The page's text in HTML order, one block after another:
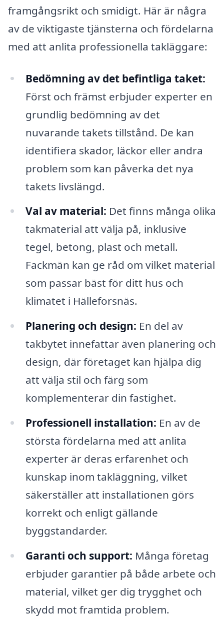
framgångsrikt och smidigt. Här är några
av de viktigaste tjänsterna och fördelarna
med att anlita professionella takläggare:
Bedömning av det befintliga taket:
Först och främst erbjuder experter en
grundlig bedömning av det
nuvarande takets tillstånd. De kan
identifiera skador, läckor eller andra
problem som kan påverka det nya
takets livslängd.
Val av material: Det finns många olika
takmaterial att välja på, inklusive
tegel, betong, plast och metall.
Fackmän kan ge råd om vilket material
som passar bäst för ditt hus och
klimatet i Hälleforsnäs.
Planering och design: En del av
takbytet innefattar även planering och
design, där företaget kan hjälpa dig
att välja stil och färg som
komplementerar din fastighet.
Professionell installation: En av de
största fördelarna med att anlita
experter är deras erfarenhet och
kunskap inom takläggning, vilket
säkerställer att installationen görs
korrekt och enligt gällande
byggstandarder.
Garanti och support: Många företag
erbjuder garantier på både arbete och
material, vilket ger dig trygghet och
skydd mot framtida problem.